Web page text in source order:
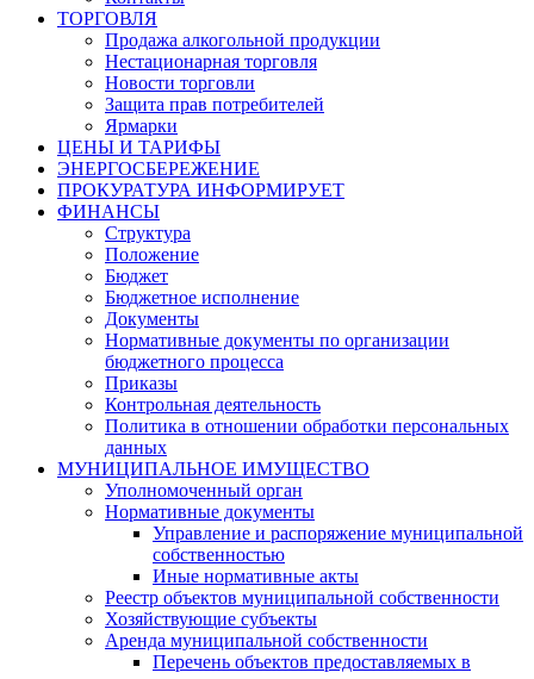
ТОРГОВЛЯ
Продажа алкогольной продукции
Нестационарная торговля
Новости торговли
Защита прав потребителей
Ярмарки
ЦЕНЫ И ТАРИФЫ
ЭНЕРГОСБЕРЕЖЕНИЕ
ПРОКУРАТУРА ИНФОРМИРУЕТ
ФИНАНСЫ
Структура
Положение
Бюджет
Бюджетное исполнение
Документы
Нормативные документы по организации
бюджетного процесса
Приказы
Контрольная деятельность
Политика в отношении обработки персональных
данных
МУНИЦИПАЛЬНОЕ ИМУЩЕСТВО
Уполномоченный орган
Нормативные документы
Управление и распоряжение муниципальной
собственностью
Иные нормативные акты
Реестр объектов муниципальной собственности
Хозяйствующие субъекты
Аренда муниципальной собственности
Перечень объектов предоставляемых в